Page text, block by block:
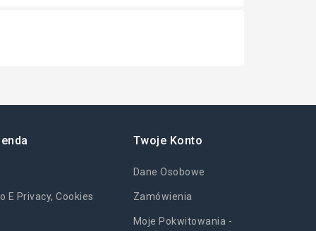
E Privacy, Cookies
Twoje Konto
Dane Osobowe
Zamówienia
Moje Pokwitowania -